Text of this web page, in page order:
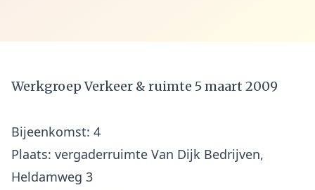
Werkgroep Verkeer & ruimte 5 maart 2009
Bijeenkomst: 4
Plaats: vergaderruimte Van Dijk Bedrijven,
Heldamweg 3